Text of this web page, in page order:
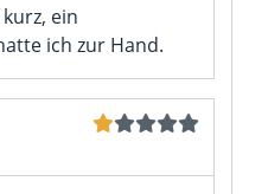
ein
ich zur Hand.